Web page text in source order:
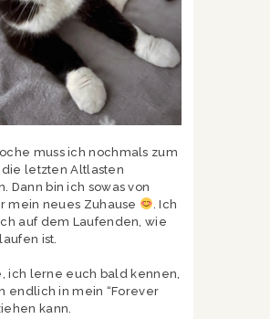
muss ich nochmals zum
letzten Altlasten
Dann bin ich sowas von
mein neues Zuhause
. Ich
auf dem Laufenden, wie
ist.
ich lerne euch bald kennen,
endlich in mein “Forever
kann.